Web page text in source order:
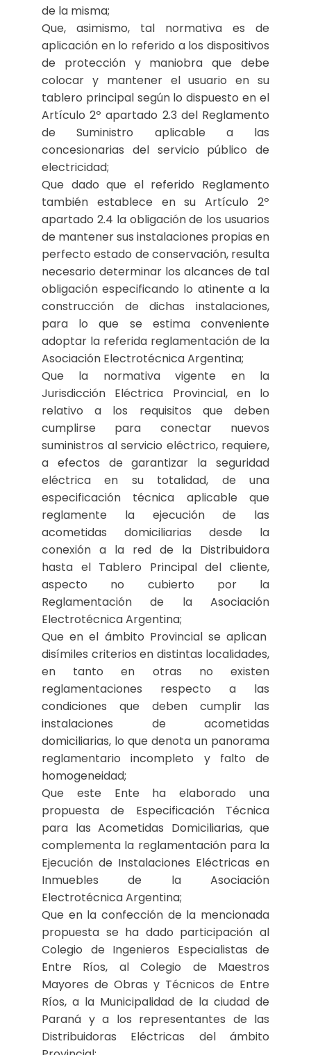
de la misma;
Que, asimismo, tal normativa es de
aplicación en lo referido a los dispositivos
de protección y maniobra que debe
colocar y mantener el usuario en su
tablero principal según lo dispuesto en el
Artículo 2º apartado 2.3 del Reglamento
de Suministro aplicable a las
concesionarias del servicio público de
electricidad;
Que dado que el referido Reglamento
también establece en su Artículo 2º
apartado 2.4 la obligación de los usuarios
de mantener sus instalaciones propias en
perfecto estado de conservación, resulta
necesario determinar los alcances de tal
obligación especificando lo atinente a la
construcción de dichas instalaciones,
para lo que se estima conveniente
adoptar la referida reglamentación de la
Asociación Electrotécnica Argentina;
Que la normativa vigente en la
Jurisdicción Eléctrica Provincial, en lo
relativo a los requisitos que deben
cumplirse para conectar nuevos
suministros al servicio eléctrico, requiere,
a efectos de garantizar la seguridad
eléctrica en su totalidad, de una
especificación técnica aplicable que
reglamente la ejecución de las
acometidas domiciliarias desde la
conexión a la red de la Distribuidora
hasta el Tablero Principal del cliente,
aspecto no cubierto por la
Reglamentación de la Asociación
Electrotécnica Argentina;
Que en el ámbito Provincial se aplican
disímiles criterios en distintas localidades,
en tanto en otras no existen
reglamentaciones respecto a las
condiciones que deben cumplir las
instalaciones de acometidas
domiciliarias, lo que denota un panorama
reglamentario incompleto y falto de
homogeneidad;
Que este Ente ha elaborado una
propuesta de Especificación Técnica
para las Acometidas Domiciliarias, que
complementa la reglamentación para la
Ejecución de Instalaciones Eléctricas en
Inmuebles de la Asociación
Electrotécnica Argentina;
Que en la confección de la mencionada
propuesta se ha dado participación al
Colegio de Ingenieros Especialistas de
Entre Ríos, al Colegio de Maestros
Mayores de Obras y Técnicos de Entre
Ríos, a la Municipalidad de la ciudad de
Paraná y a los representantes de las
Distribuidoras Eléctricas del ámbito